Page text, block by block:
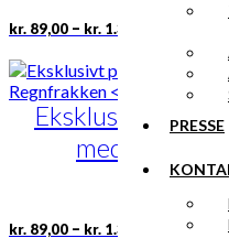
PRESSE
kr. 89,00 – kr. 1.399,00
kr.
vare
flere
vælges
Eksklusivt print:
med
Version 2
kr. 89,00 – kr. 1.399,00
Dette